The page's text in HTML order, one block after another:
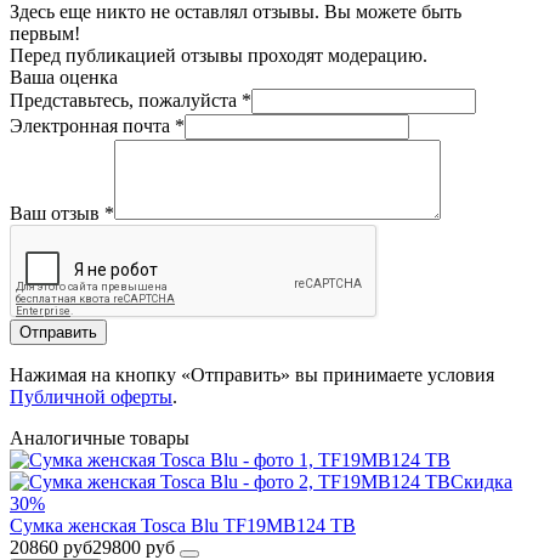
Здесь еще никто не оставлял отзывы. Вы можете быть
первым!
Перед публикацией отзывы проходят модерацию.
Ваша оценка
Представьтесь, пожалуйста *
Электронная почта *
Ваш отзыв *
Отправить
Нажимая на кнопку «Отправить» вы принимаете условия
Публичной оферты.
Аналогичные товары
Скидка
30%
Сумка женская Tosca Blu TF19MB124 TB
20860 руб29800 руб